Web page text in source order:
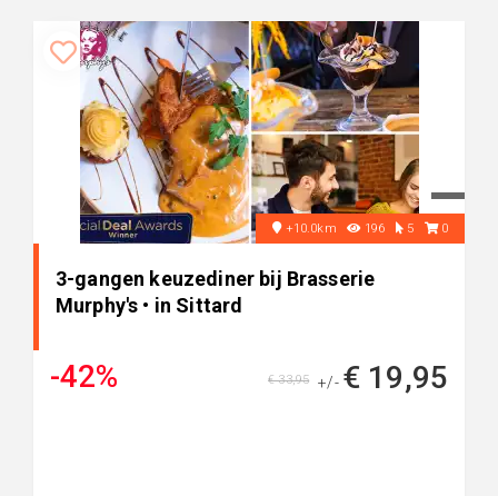
+10.0km 196 5 0
3-gangen keuzediner bij Brasserie
Murphy's • in Sittard
-42% +/- € 19,95
€ 33,95